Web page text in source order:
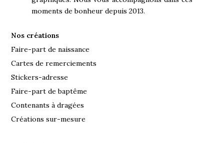
moments de bonheur depuis 2013.
Nos créations
Faire-part de naissance
Cartes de remerciements
Stickers-adresse
Faire-part de baptême
Contenants à dragées
Créations sur-mesure